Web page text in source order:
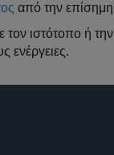
από την επίσημη
τον ιστότοπο ή
ενέργειες.